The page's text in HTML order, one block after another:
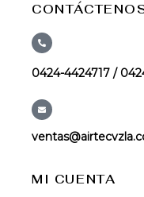
0424-4424717 /
MI CUENTA